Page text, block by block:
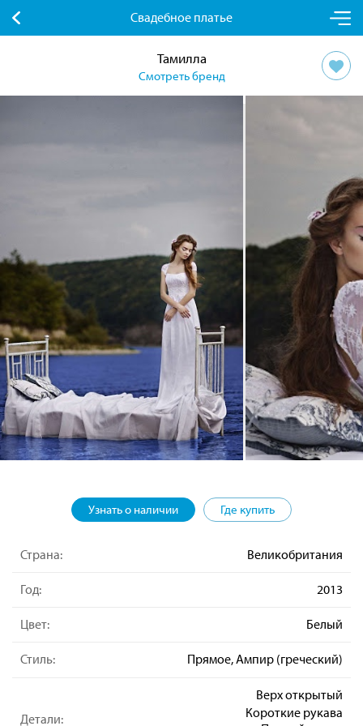
Свадебное платье
Тамилла
Смотреть бренд
Узнать о наличии Где купить
Страна: Великобритания
Год: 2013
Цвет: Белый
Стиль: Прямое, Ампир (греческий)
Детали:
Верх открытый
Короткие рукава